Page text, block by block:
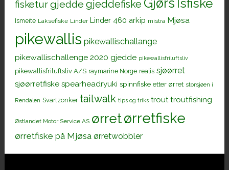
fisketurgjedde gjeddefiske Gjørs Isfiske
Ismeite Laksefiske Linder Linder 460 arkip mistra Mjøsa
pikewallis pikewallischallange
pikewallischallenge 2020 gjedde pikewallisfriluftsliv
pikewallisfriluftsliv A/S raymarine Norge realis sjøørret
sjøørretfiske spearheadryuki spinnfiske etter ørret storsjøen i
Rendalen Svartzonker tailwalk tips og triks trout troutfishing
Østlandet Motor Service AS ørretørretfiske
ørretfiske på Mjøsa ørretwobbler